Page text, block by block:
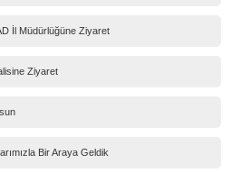
İl Müdürlüğüne Ziyaret
Ziyaret
Bir Araya Geldik